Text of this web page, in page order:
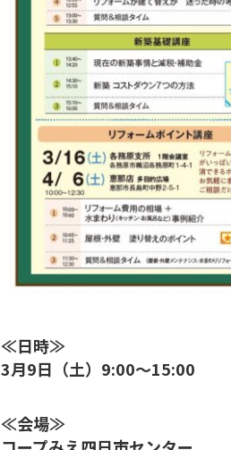
≪日時≫
3月9日（土）9:00～15:00
≪会場≫